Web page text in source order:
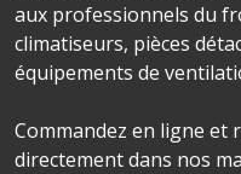
aux professionnels du
climatiseurs, pièces
équipements de
Commandez en ligne et
directement dans nos